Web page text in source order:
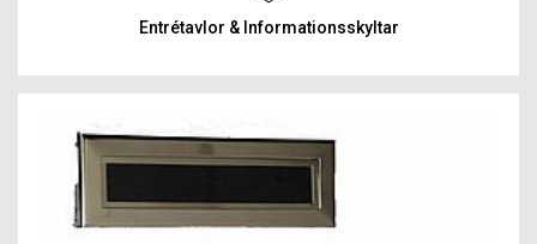
Entrétavlor & Informationsskyltar